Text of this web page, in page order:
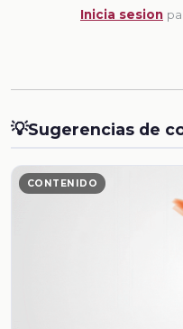
Inicia sesion
💡Sugerencias de
CONTENIDO